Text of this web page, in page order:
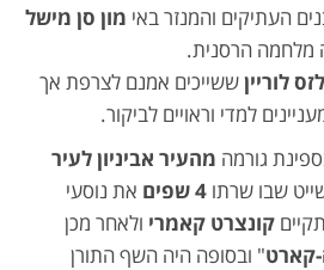
העתיקים והמנזר באי מון סן מישל
מלחמה הרסנית.
לורייןששייכים אמנם לצרפת אך
למדי וראויים לביקור.
גורמה מהעיר אביניון לעיר
שבו שרתו
את נוסעי
קונצרט קאמרי ולאחר מכן
קארט" ובסופה היה השף התורן